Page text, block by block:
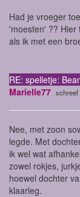
Had je vroeger
'moesten' ?? Hier
als ik met een
RE: spelletje:
Marielle77 schreef
Nee, met zoon
legde. Met
ik wel wat
zowel rokjes,
hoewel dochter
klaarleg.